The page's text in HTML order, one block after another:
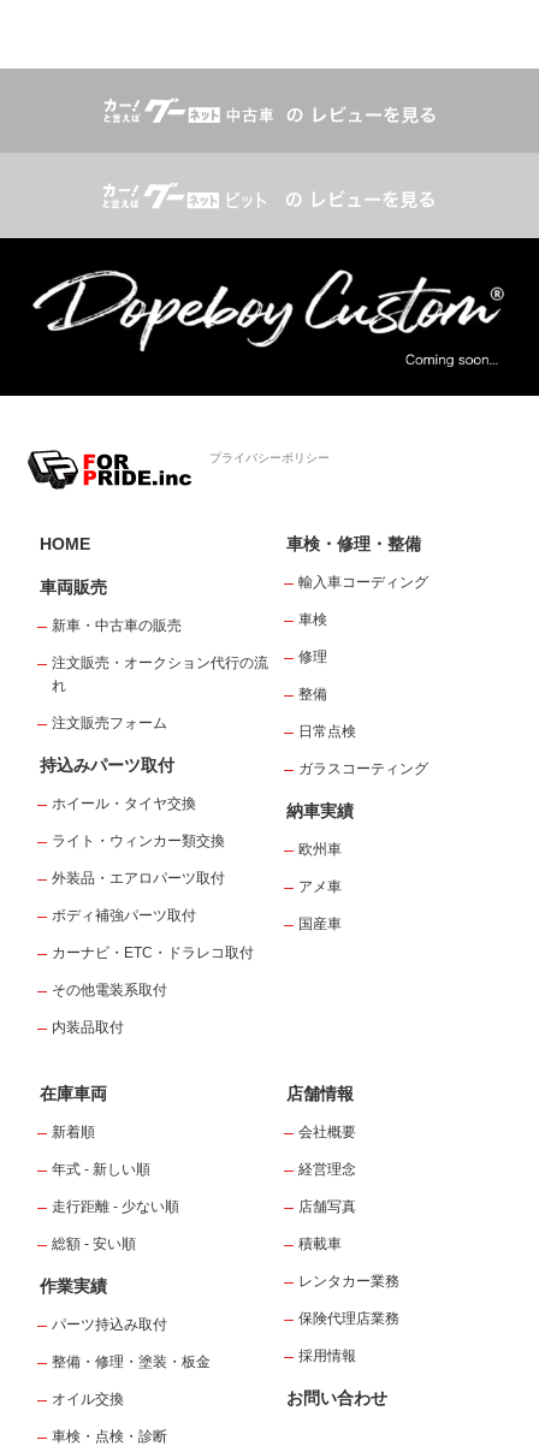
プライバシーポリシー
HOME
車両販売
新車・中古車の販売
注文販売・オークション代行の流
れ
注文販売フォーム
持込みパーツ取付
ホイール・タイヤ交換
ライト・ウィンカー類交換
外装品・エアロパーツ取付
ボディ補強パーツ取付
カーナビ・ETC・ドラレコ取付
その他電装系取付
内装品取付
車検・修理・整備
輸入車コーディング
車検
修理
整備
日常点検
ガラスコーティング
納車実績
欧州車
アメ車
国産車
在庫車両
新着順
年式 - 新しい順
走行距離 - 少ない順
総額 - 安い順
作業実績
パーツ持込み取付
整備・修理・塗装・板金
オイル交換
車検・点検・診断
店舗情報
会社概要
経営理念
店舗写真
積載車
レンタカー業務
保険代理店業務
採用情報
お問い合わせ